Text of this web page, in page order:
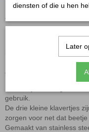
Een beetje geluk draag
is daar
De klavertjes geven het
een subtiele reminder
gebruik.
De drie kleine klavertjes
zorgen voor net dat
Gemaakt van stainless
diensten of die u hen
Later